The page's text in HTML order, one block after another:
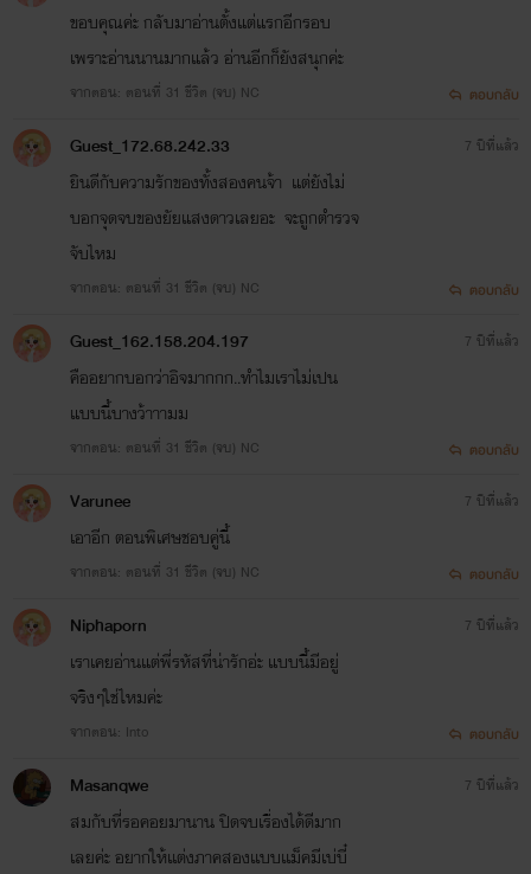
ขอบคุณค่ะ กลับมาอ่านตั้งแต่แรกอีกรอบ
เพราะอ่านนานมากแล้ว อ่านอีกก็ยังสนุกค่ะ
จากตอน: ตอนที่ 31 ชีวิต (จบ) NC ตอบกลับ
Guest_172.68.242.33
ยินดีกับความรักของทั้งสองคนจ้า แต่ยังไม่
บอกจุดจบของยัยแสงดาวเลยอะ จะถูกตำรวจ
จับไหม
จากตอน: ตอนที่ 31 ชีวิต (จบ) NC
7 ปีที่แล้ว
ตอบกลับ
Guest_162.158.204.197
คืออยากบอกว่าอิจมากกก..ทำไมเราไม่เปน
แบบนี้บางว้าาามม
จากตอน: ตอนที่ 31 ชีวิต (จบ) NC
7 ปีที่แล้ว
ตอบกลับ
Varunee
เอาอีก ตอนพิเศษชอบคู่นี้
จากตอน: ตอนที่ 31 ชีวิต (จบ) NC
7 ปีที่แล้ว
ตอบกลับ
Niphaporn
เราเคยอ่านแต่พี่รหัสที่น่ารักอ่ะ แบบนี้มีอยู่
จริงๆใช่ไหมค่ะ
จากตอน: Into
7 ปีที่แล้ว
ตอบกลับ
Masanqwe
สมกับที่รอคอยมานาน ปิดจบเรื่องได้ดีมาก
เลยค่ะ อยากให้เเต่งภาคสองเเบบเเม็คมีเบ่บี๋
7 ปีที่แล้ว